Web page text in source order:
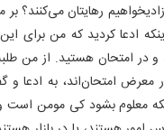
رهایتان می‌کنند؟
ادعا کردید که من برای
در امتحان هستید. از من
در معرض امتحان‌اند، به ادعا
معلوم بشود کی مومن است